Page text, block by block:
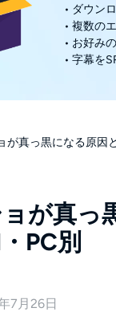
• ダウン
• 複数の
• お好み
• 字幕を
が真っ黒になる原因
が真っ
PC別
7月26日